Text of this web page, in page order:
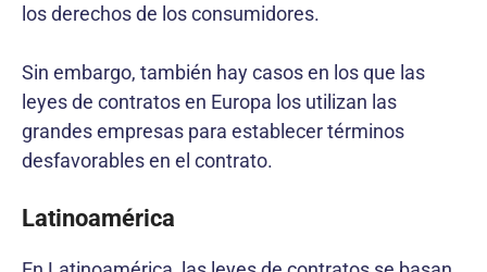
los derechos de los consumidores.
Sin embargo, también hay casos en los que las
leyes de contratos en Europa los utilizan las
grandes empresas para establecer términos
desfavorables en el contrato.
Latinoamérica